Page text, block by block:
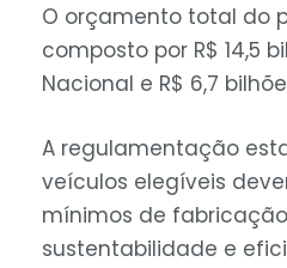
O orçamento total do
composto por R$ 14,5
Nacional e R$ 6,7
A regulamentação
veículos elegíveis
mínimos de
sustentabilidade e